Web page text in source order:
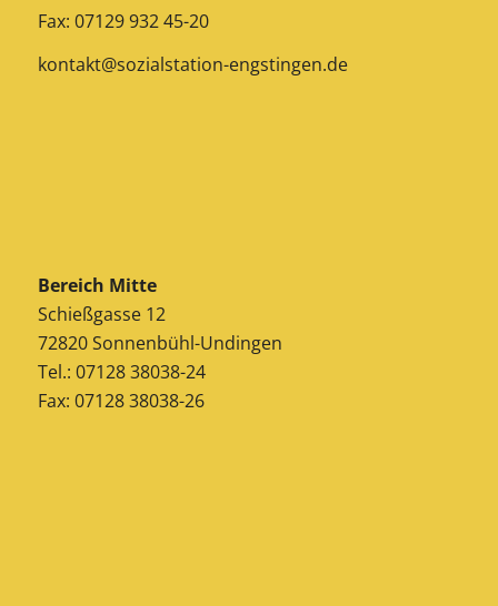
Fax: 07129 932 45-20
kontakt@sozialstation-engstingen.de
Bereich Mitte
Schießgasse 12
72820 Sonnenbühl-Undingen
Tel.: 07128 38038-24
Fax: 07128 38038-26